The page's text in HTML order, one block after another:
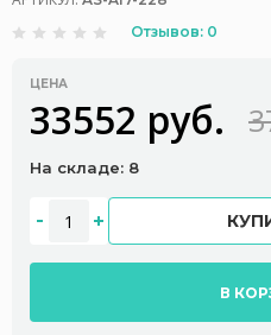
Отзывов: 0
ЦЕНА
33552 руб.
На складе: 8
В